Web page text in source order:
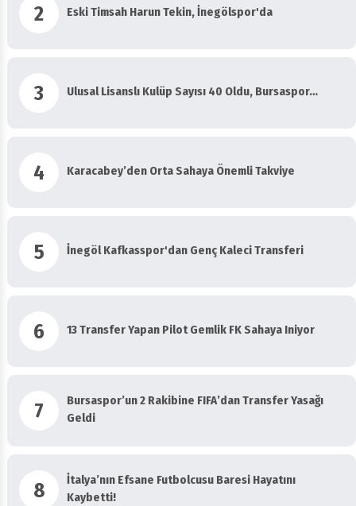
2 Eski Timsah Harun Tekin, İnegölspor'da
3 Ulusal Lisanslı Kulüp Sayısı 40 Oldu, Bursaspor…
4 Karacabey’den Orta Sahaya Önemli Takviye
5 İnegöl Kafkasspor'dan Genç Kaleci Transferi
6 13 Transfer Yapan Pilot Gemlik FK Sahaya Iniyor
7
Bursaspor’un 2 Rakibine FIFA’dan Transfer Yasağı
Geldi
8
İtalya’nın Efsane Futbolcusu Baresi Hayatını
Kaybetti!